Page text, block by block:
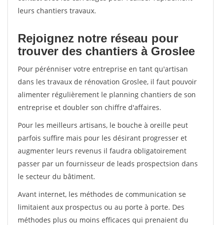
leurs chantiers travaux.
Rejoignez notre réseau pour
trouver des chantiers à Groslee
Pour pérénniser votre entreprise en tant qu'artisan
dans les travaux de rénovation Groslee, il faut pouvoir
alimenter régulièrement le planning chantiers de son
entreprise et doubler son chiffre d'affaires.
Pour les meilleurs artisans, le bouche à oreille peut
parfois suffire mais pour les désirant progresser et
augmenter leurs revenus il faudra obligatoirement
passer par un fournisseur de leads prospectsion dans
le secteur du bâtiment.
Avant internet, les méthodes de communication se
limitaient aux prospectus ou au porte à porte. Des
méthodes plus ou moins efficaces qui prenaient du